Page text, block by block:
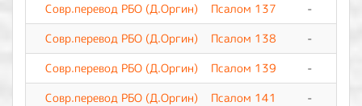
Совр.перевод РБО (Д.Оргин)
Псалом 137 -
Совр.перевод РБО (Д.Оргин)
Псалом 138 -
Совр.перевод РБО (Д.Оргин)
Псалом 139 -
Совр.перевод РБО (Д.Оргин)
Псалом 141 -